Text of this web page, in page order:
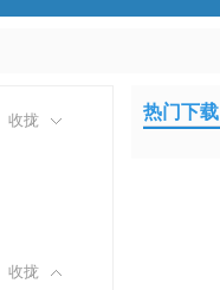
收拢
收拢
热门下载